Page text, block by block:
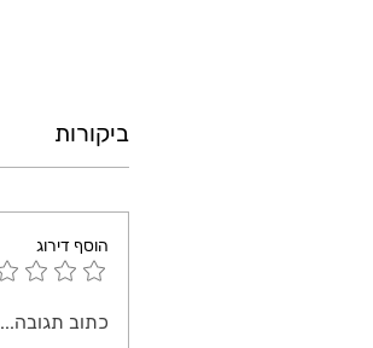
ביקורות
הוסף דירוג
כתוב תגובה...